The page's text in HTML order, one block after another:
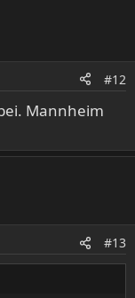
#12
Mannheim
#13